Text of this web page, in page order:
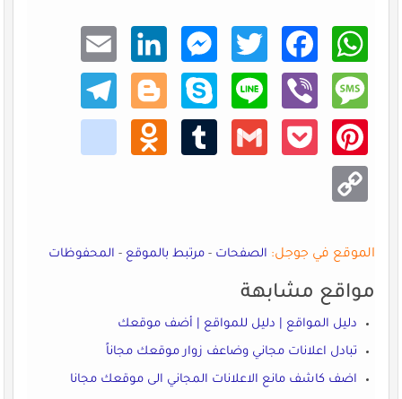
What
sApp
Faceb
ook
Twitt
er
Mess
enger
Linke
dIn
Email
Mess
age
Viber
Line
Skype
Blogg
er
Teleg
ram
Pinte
rest
Pocke
Gmail
Tumb
Odno
klass
niki
Copy
Link
الموقع في جوجل: الصفحات-مرتبط بالموقع-المحفوظات
مواقع مشابهة
دليل المواقع | دليل للمواقع | أضف موقعك
تبادل اعلانات مجاني وضاعف زوار موقعك مجاناً
اضف كاشف مانع الاعلانات المجاني الى موقعك مجانا